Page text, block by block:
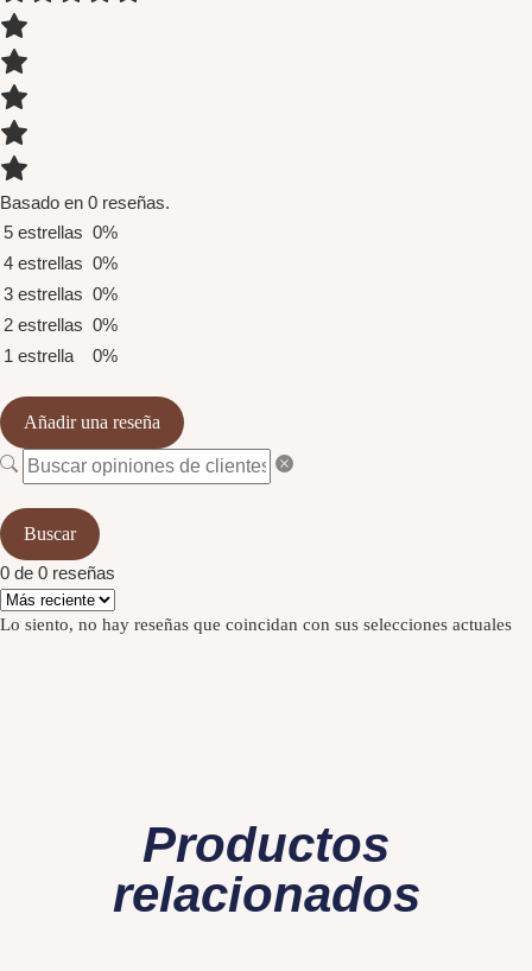
Basado en 0 reseñas.
5 estrellas 0%
4 estrellas 0%
3 estrellas 0%
2 estrellas 0%
1 estrella
0%
Añadir una reseña
Buscar
0 de 0 reseñas
Lo siento, no hay reseñas que coincidan con sus selecciones actuales
Productos
relacionados